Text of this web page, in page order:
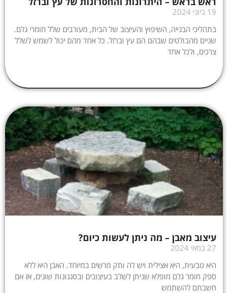
19 ביוני 2024
בתהליכי הבנייה, השיפוץ והעיצוב של הבית, מעורבים שלל חומרי גלם.
שניים מהבולטים שבהם הם עץ וברזל. כל אחד מהם יכול לשמש לשלל
צרכים, ולכל אחד
עיצוב מאבן – מה ניתן לעשות כיום?
27 במאי 2024
היא טבעית, היא אצילית ויש לה ותק מרשים במיוחד. האבן היא ללא
ספק חומר גלם מופלא שניתן לשלב בעיצובים ובסגנונות שונים, אז אם
חשבתם להשתמש